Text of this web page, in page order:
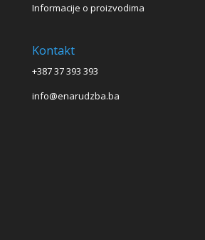
Informacije o proizvodima
Kontakt
+387 37 393 393
info@enarudzba.ba